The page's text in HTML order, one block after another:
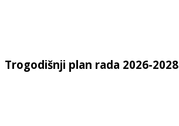
Trogodišnji plan rada 2026-2028